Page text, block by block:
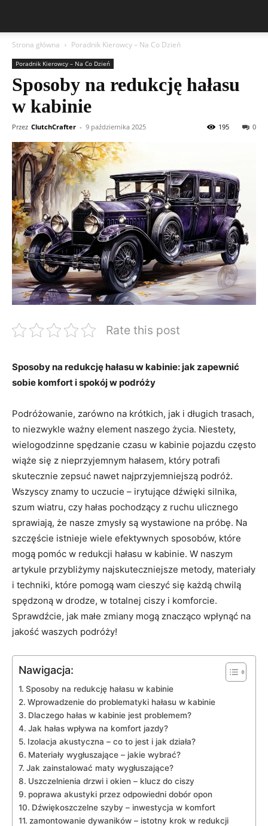
Strona główna Poradnik Kierowcy – Na Co Dzień
Poradnik Kierowcy – Na Co Dzień
Sposoby na redukcję hałasu
w kabinie
Przez ClutchCrafter - 9 października 2025 0
195
Rate this post
Sposoby na ‍redukcję ⁣hałasu⁣ w kabinie: jak​ zapewnić
sobie komfort i spokój w podróży
Podróżowanie, zarówno na krótkich, jak i długich trasach,
to⁣ niezwykle ważny element ⁢naszego życia. ‍Niestety,
wielogodzinne spędzanie czasu ⁢w ‌kabinie pojazdu ⁢często
wiąże‍ się z nieprzyjemnym ⁤hałasem, który potrafi
skutecznie zepsuć nawet najprzyjemniejszą podróż.
⁤Wszyscy znamy to uczucie – irytujące dźwięki silnika,⁢
szum⁤ wiatru,⁢ czy ⁣hałas pochodzący z ruchu ulicznego
⁤sprawiają, że nasze ​zmysły ​są wystawione na próbę. Na
szczęście istnieje ⁣wiele efektywnych sposobów,‌ które
mogą‍ pomóc w redukcji ‍hałasu⁢ w kabinie. W naszym
artykule przybliżymy najskuteczniejsze metody, materiały
‍i techniki, które pomogą wam cieszyć ​się każdą chwilą
spędzoną w drodze, w totalnej⁤ ciszy i komforcie.
Sprawdźcie, jak małe ‍zmiany mogą znacząco wpłynąć na
jakość waszych podróży!
Nawigacja:
Sposoby ⁤na redukcję ⁣hałasu w kabinie
Wprowadzenie do problematyki⁢ hałasu w kabinie
Dlaczego hałas​ w kabinie jest⁣ problemem?
Jak hałas wpływa​ na komfort jazdy?
Izolacja akustyczna – co to jest i jak działa?
Materiały wygłuszające – ⁣jakie wybrać?
Jak ⁢zainstalować maty wygłuszające?
Uszczelnienia drzwi ​i okien‌ – klucz do ciszy
poprawa ⁤akustyki przez odpowiedni dobór opon
Dźwiękoszczelne szyby – ⁤inwestycja w komfort
zamontowanie ⁢dywaników‌ – istotny krok w redukcji